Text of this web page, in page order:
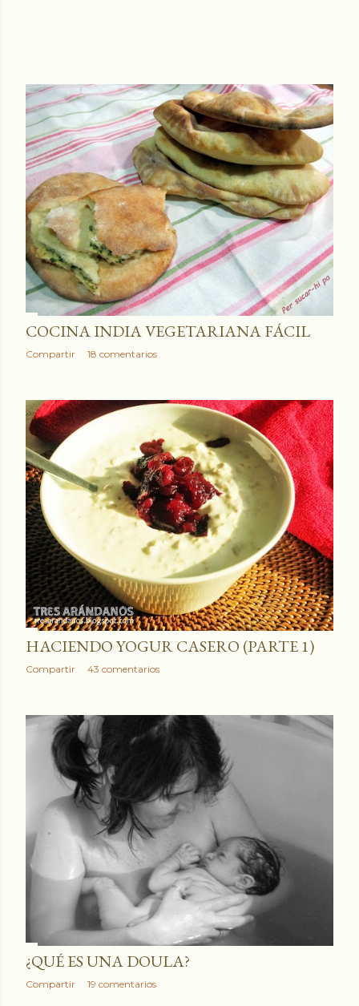
COCINA INDIA VEGETARIANA FÁCIL
Compartir 18 comentarios
HACIENDO YOGUR CASERO (PARTE 1)
Compartir 43 comentarios
¿QUÉ ES UNA DOULA?
Compartir 19 comentarios